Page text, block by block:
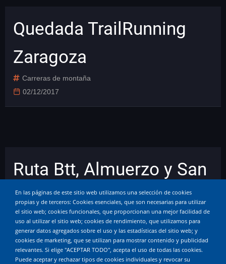
En las páginas de este sitio web utilizamos una selección de cookies
propias y de terceros: Cookies esenciales, que son necesarias para utilizar
el sitio web; cookies funcionales, que proporcionan una mejor facilidad de
uso al utilizar el sitio web; cookies de rendimiento, que utilizamos para
generar datos agregados sobre el uso y las estadísticas del sitio web; y
cookies de marketing, que se utilizan para mostrar contenido y publicidad
relevantes. Si elige "ACEPTAR TODO", acepta el uso de todas las cookies.
Puede aceptar y rechazar tipos de cookies individuales y revocar su
Quedada TrailRunning
Zaragoza
Carreras de montaña
02/12/2017
Ruta Btt, Almuerzo y San
Silvestre
Atletismo
01/01/2017